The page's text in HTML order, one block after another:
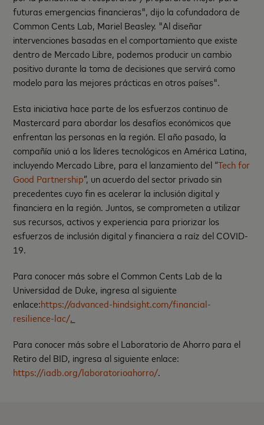
futuras emergencias financieras", dijo la cofundadora de
Common Cents Lab, Mariel Beasley. "Al diseñar
intervenciones basadas en el comportamiento que existe
dentro de Mercado Libre, podemos producir un cambio
positivo durante la toma de decisiones que servirá como
modelo para las mejores prácticas en otros países".
Esta iniciativa hace parte de los esfuerzos continuo de
Mastercard para abordar los desafíos económicos que
enfrentan las personas en la región. El año pasado, la
compañía unió a los líderes tecnológicos en América Latina,
incluyendo Mercado Libre, para el lanzamiento del “Tech for
Good Partnership”, un acuerdo del sector privado sin
precedentes cuyo fin es acelerar la inclusión digital y
financiera en la región. Juntos, se comprometen a utilizar
sus recursos, activos y experiencia para priorizar los
esfuerzos de inclusión digital y financiera a raíz del COVID-
19.
Para conocer más sobre el Common Cents Lab de la
Universidad de Duke, ingresa al siguiente
enlace:https://advanced-hindsight.com/financial-
resilience-lac/.
Para conocer más sobre el Laboratorio de Ahorro para el
Retiro del BID, ingresa al siguiente enlace:
https://iadb.org/laboratorioahorro/.